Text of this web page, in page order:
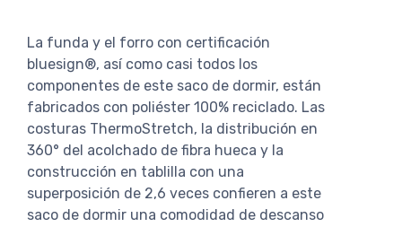
La funda y el forro con certificación
bluesign®, así como casi todos los
componentes de este saco de dormir, están
fabricados con poliéster 100% reciclado. Las
costuras ThermoStretch, la distribución en
360° del acolchado de fibra hueca y la
construcción en tablilla con una
superposición de 2,6 veces confieren a este
saco de dormir una comodidad de descanso